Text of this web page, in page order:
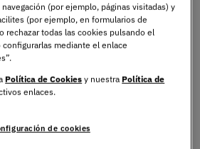
de la Educación
Sociales y Aplicadas y de la
(por ejemplo, páginas visitadas) y
(por ejemplo, en formularios de
rechazar todas las cookies pulsando el
mediante el enlace
Política de Cookies y nuestra Política de
enlaces.
de cookies